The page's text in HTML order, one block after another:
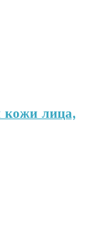
лица,